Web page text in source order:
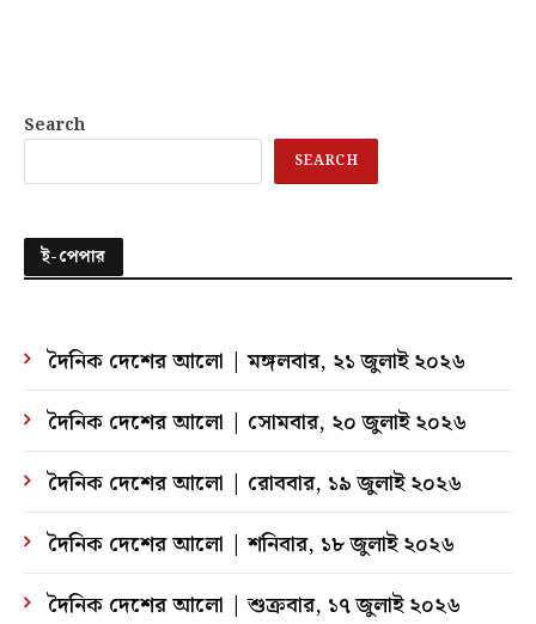
Search
SEARCH
ই-পেপার
দৈনিক দেশের আলো | মঙ্গলবার, ২১ জুলাই ২০২৬
দৈনিক দেশের আলো | সোমবার, ২০ জুলাই ২০২৬
দৈনিক দেশের আলো | রোববার, ১৯ জুলাই ২০২৬
দৈনিক দেশের আলো | শনিবার, ১৮ জুলাই ২০২৬
দৈনিক দেশের আলো | শুক্রবার, ১৭ জুলাই ২০২৬